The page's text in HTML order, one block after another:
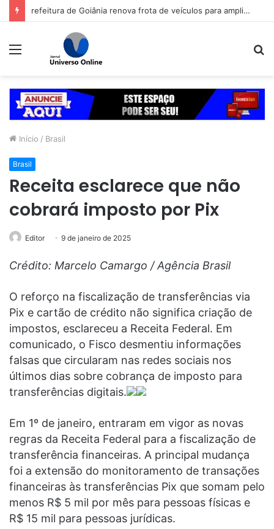
refeitura de Goiânia renova frota de veículos para ampliar eficiência dos serviços e reduzir custos com manutenção
Menu
Início / Brasil
Brasil
Receita esclarece que não
cobrará imposto por Pix
Editor 9 de janeiro de 2025
Crédito: Marcelo Camargo / Agência Brasil
O reforço na fiscalização de transferências via
Pix e cartão de crédito não significa criação de
impostos, esclareceu a Receita Federal. Em
comunicado, o Fisco desmentiu informações
falsas que circularam nas redes sociais nos
últimos dias sobre cobrança de imposto para
transferências digitais.
Em 1º de janeiro, entraram em vigor as novas
regras da Receita Federal para a fiscalização de
transferência financeiras. A principal mudança
foi a extensão do monitoramento de transações
financeiras às transferências Pix que somam pelo
menos R$ 5 mil por mês para pessoas físicas e
R$ 15 mil para pessoas jurídicas.